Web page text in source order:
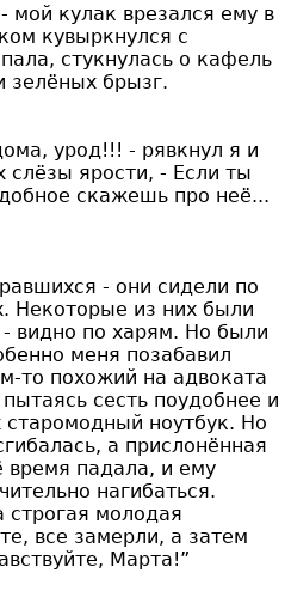
мой кулак врезался ему в
кувыркнулся с
стукнулась о кафель
зелёных брызг.
урод!!! - рявкнул я и
слёзы ярости, - Если ты
скажешь про неё...
- они сидели по
Некоторые из них были
видно по харям. Но были
меня позабавил
то похожий на адвоката
сесть поудобнее и
старомодный ноутбук. Но
а прислонённая
время падала, и ему
нагибаться.
строгая молодая
все замерли, а затем
Марта!”